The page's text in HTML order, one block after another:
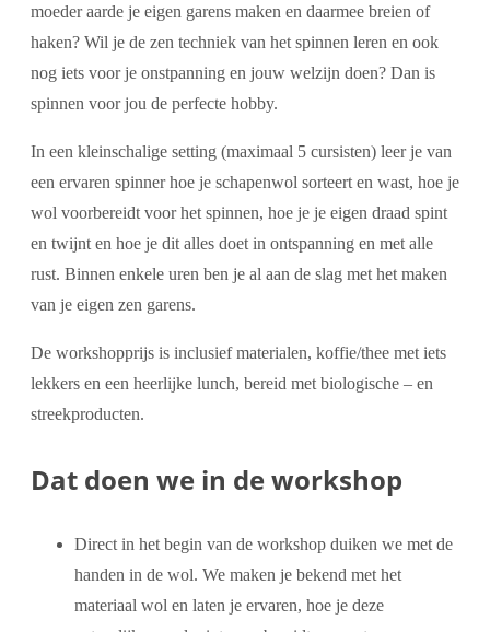
moeder aarde je eigen garens maken en daarmee breien of
haken? Wil je de zen techniek van het spinnen leren en ook
nog iets voor je onstpanning en jouw welzijn doen? Dan is
spinnen voor jou de perfecte hobby.
In een kleinschalige setting (maximaal 5 cursisten) leer je van
een ervaren spinner hoe je schapenwol sorteert en wast, hoe je
wol voorbereidt voor het spinnen, hoe je je eigen draad spint
en twijnt en hoe je dit alles doet in ontspanning en met alle
rust. Binnen enkele uren ben je al aan de slag met het maken
van je eigen zen garens.
De workshopprijs is inclusief materialen, koffie/thee met iets
lekkers en een heerlijke lunch, bereid met biologische – en
streekproducten.
Dat doen we in de workshop
Direct in het begin van de workshop duiken we met de
handen in de wol. We maken je bekend met het
materiaal wol en laten je ervaren, hoe je deze